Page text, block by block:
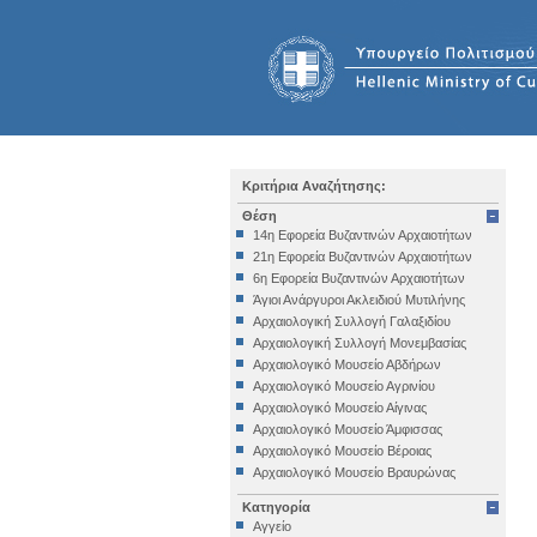
Κριτήρια Αναζήτησης:
Θέση
14η Εφορεία Βυζαντινών Αρχαιοτήτων
21η Εφορεία Βυζαντινών Αρχαιοτήτων
6η Εφορεία Βυζαντινών Αρχαιοτήτων
Άγιοι Ανάργυροι Ακλειδιού Μυτιλήνης
Αρχαιολογική Συλλογή Γαλαξιδίου
Αρχαιολογική Συλλογή Μονεμβασίας
Αρχαιολογικό Μουσείο Αβδήρων
Αρχαιολογικό Μουσείο Αγρινίου
Αρχαιολογικό Μουσείο Αίγινας
Αρχαιολογικό Μουσείο Άμφισσας
Αρχαιολογικό Μουσείο Βέροιας
Αρχαιολογικό Μουσείο Βραυρώνας
Αρχαιολογικό Μουσείο Δελφών
Αρχαιολογικό Μουσείο Ηγουμενίτσας
Κατηγορία
Αγγείο